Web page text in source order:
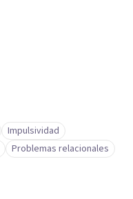
Impulsividad
Problemas relacionales